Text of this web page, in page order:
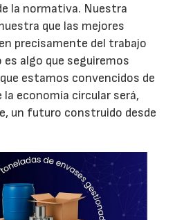
la normativa. Nuestra
que las mejores
precisamente del trabajo
algo que seguiremos
estamos convencidos de
la economía circular será,
un futuro construido desde